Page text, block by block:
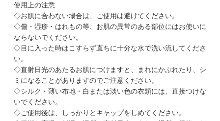
使用上の注意
◇お肌に合わない場合は、ご使用は避けてください。
◇傷・湿疹・はれもの等、お肌の異常のある部位にはお使いに
ならないでください。
◇目に入った時はこすらず直ちに十分な水で洗い流してくださ
い。
◇直射日光のあたるお肌につけますと、まれにかぶれたり、シ
ミになることがありますのでご注意ください。
◇シルク・薄い布地・白または淡い色の衣類には、直接つけな
いでください。
◇ご使用後は、しっかりとキャップをしめてください。